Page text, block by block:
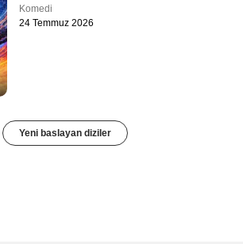
Komedi
24 Temmuz 2026
Yeni baslayan diziler